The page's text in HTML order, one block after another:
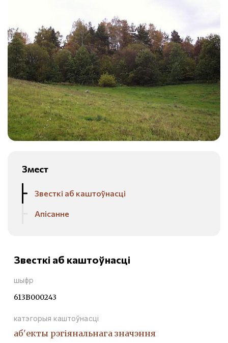
Змест
Звесткі аб каштоўнасці
Апісанне
Звесткі аб каштоўнасці
шыфр
613В000243
катэгорыя каштоўнасці
аб'екты рэгіянальнага значэння